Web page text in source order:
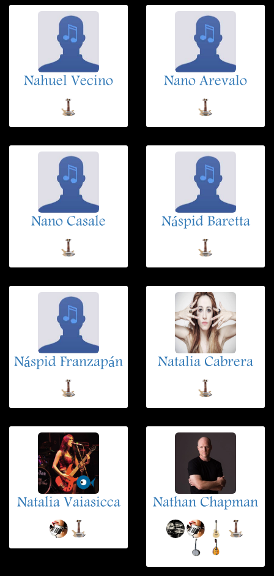
Nahuel Vecino Nano Arevalo
Nano Casale Náspid Baretta
Náspid Franzapán Natalia Cabrera
Natalia Vaiasicca Nathan Chapman